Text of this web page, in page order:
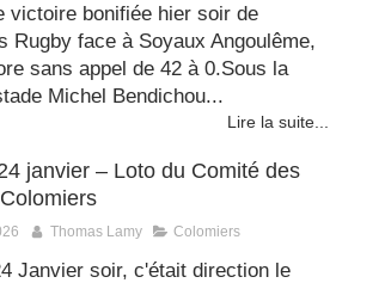
victoire bonifiée hier soir de
Rugby face à Soyaux Angoulême,
sans appel de 42 à 0.Sous la
Michel Bendichou...
Lire la suite...
janvier – Loto du Comité des
Thomas Lamy Colomiers
Janvier soir, c'était direction le